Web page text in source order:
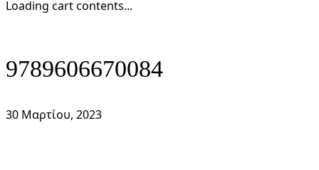
Loading cart contents...
9789606670084
30 Μαρτίου, 2023